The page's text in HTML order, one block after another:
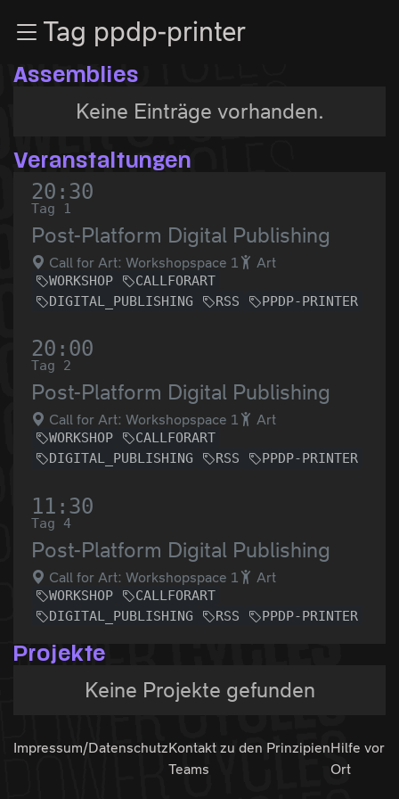
Zum InhaltTag ppdp-printer
Assemblies
Keine Einträge vorhanden.
Veranstaltungen
20:30
Tag 1
Post-Platform Digital Publishing
Call for Art: Workshopspace 1 Art
WORKSHOP
CALLFORART
DIGITAL_PUBLISHING
RSS PPDP-PRINTER
20:00
Tag 2
Post-Platform Digital Publishing
Call for Art: Workshopspace 1 Art
WORKSHOP
CALLFORART
DIGITAL_PUBLISHING
RSS PPDP-PRINTER
11:30
Tag 4
Post-Platform Digital Publishing
Call for Art: Workshopspace 1 Art
WORKSHOP
CALLFORART
DIGITAL_PUBLISHING
RSS PPDP-PRINTER
Projekte
Keine Projekte gefunden
Impressum/DatenschutzKontakt zu den
Teams
PrinzipienHilfe vor
Ort